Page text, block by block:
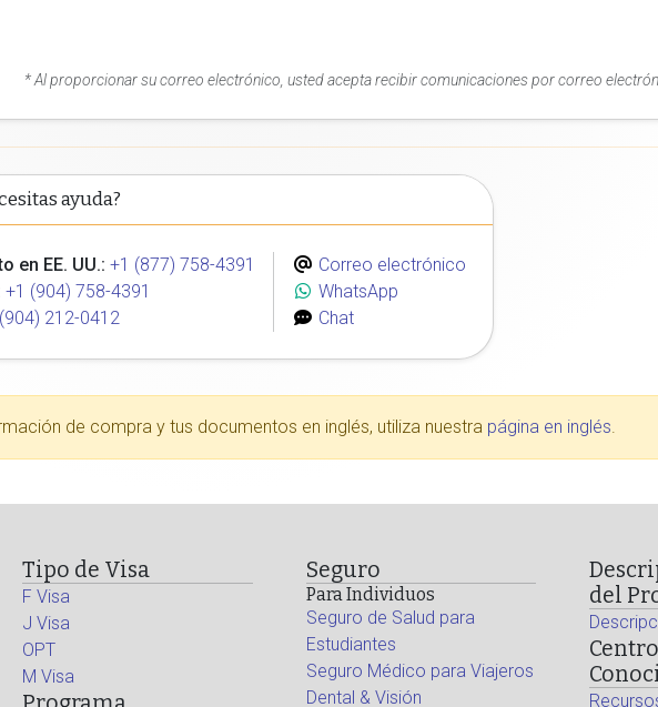
* Al proporcionar su correo electrónico, usted acepta recibir comunicaciones por correo
ayuda?
en EE. UU.: +1 (877) 758-4391
+1 (904) 758-4391
212-0412
Correo electrónico
WhatsApp
Chat
de compra y tus documentos en inglés, utiliza nuestra página en inglés.
Tipo de Visa
F Visa
J Visa
OPT
M Visa
Seguro
Para Individuos
Seguro de Salud para
Estudiantes
Seguro Médico para Viajeros
Dental & Visión
del